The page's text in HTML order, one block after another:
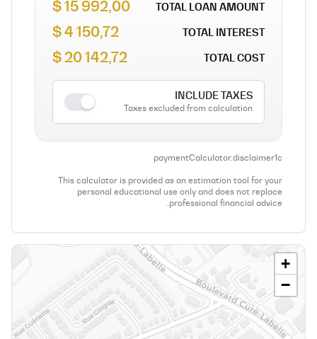
TOTAL LOAN AMOUNT
15 992,00 $
TOTAL INTEREST
4 150,72 $
TOTAL COST
20 142,72 $
INCLUDE TAXES
Taxes excluded from calculation
paymentCalculator.disclaimer1c
This calculator is provided as an estimation tool for your
personal educational use only and does not replace
professional financial advice.
+
−